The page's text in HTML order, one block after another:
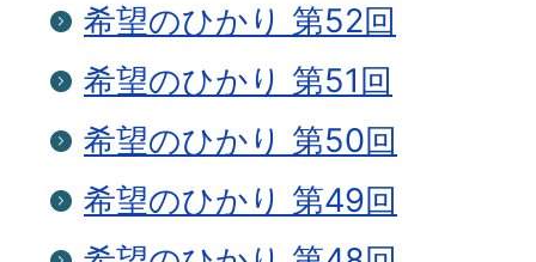
希望のひかり 第52回
希望のひかり 第51回
希望のひかり 第50回
希望のひかり 第49回